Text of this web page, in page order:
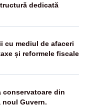
dedicată
cu mediul de afaceri
și reformele fiscale
conservatoare din
noul Guvern.